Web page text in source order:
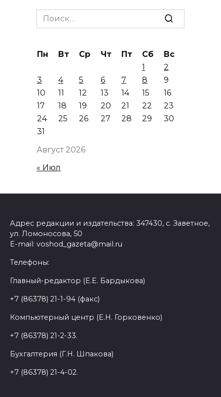
Search
for:
Август 2026
Пн Вт Ср Чт Пт Сб
Вс
1
2
3
4 5 6 7 8
9
10
11 12 13 14 15
16
17
18 19 20 21 22
23
24
25 26 27 28 29
30
31
« Июл
Адрес редакции и издательства: 347430, с. Заветное,
ул. Ломоносова, 50
E-mail: voshod_gazeta@mail.ru
Телефоны:
Главный-редактор (Е.Е. Бардыкова)
+7 (86378) 21-1-94 (факс)
Компьютерный центр (Е.Н. Горковенко)
+7 (86378) 21-2-33.
Бухгалтерия (Г.Н. Шпакова)
+7 (86378) 21-4-02.